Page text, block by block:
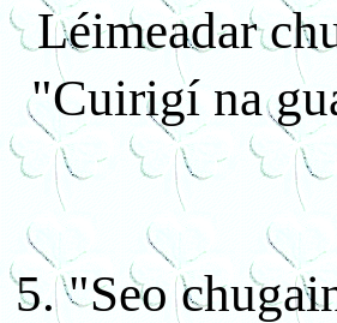
Léimeadar
"Cuirigí na
5. "Seo